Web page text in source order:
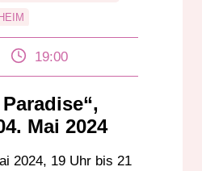
19:00
Mai 2024
2024, 19 Uhr bis 21